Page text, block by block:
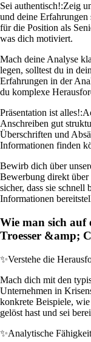
Sei authentisch!:Zeig
und deine
für die Position als
was dich motiviert.
Mach deine Analyse
legen, solltest du in
Erfahrungen in der
du komplexe
Präsentation ist alles!:
Anschreiben gut
Überschriften und
Informationen finden
Bewirb dich über
Bewerbung direkt über
sicher, dass sie
Informationen
Wie man sich auf
Troesser &amp;
✨Verstehe die
Mach dich mit den
Unternehmen in
konkrete Beispiele,
gelöst hast und sei
✨Analytische